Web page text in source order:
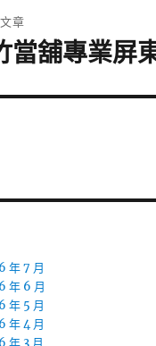
章
當舖專業屏
年 7 月
年 6 月
年 5 月
年 4 月
年 3 月